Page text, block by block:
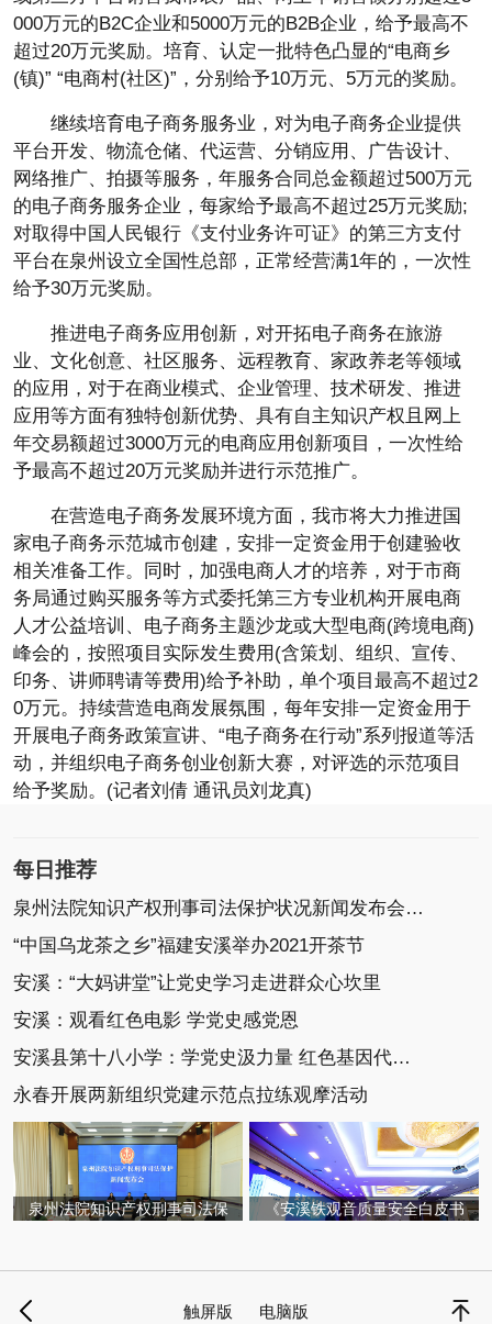
000万元的B2C企业和5000万元的B2B企业，给予最高不
超过20万元奖励。培育、认定一批特色凸显的“电商乡
(镇)” “电商村(社区)”，分别给予10万元、5万元的奖励。
继续培育电子商务服务业，对为电子商务企业提供
平台开发、物流仓储、代运营、分销应用、广告设计、
网络推广、拍摄等服务，年服务合同总金额超过500万元
的电子商务服务企业，每家给予最高不超过25万元奖励;
对取得中国人民银行《支付业务许可证》的第三方支付
平台在泉州设立全国性总部，正常经营满1年的，一次性
给予30万元奖励。
推进电子商务应用创新，对开拓电子商务在旅游
业、文化创意、社区服务、远程教育、家政养老等领域
的应用，对于在商业模式、企业管理、技术研发、推进
应用等方面有独特创新优势、具有自主知识产权且网上
年交易额超过3000万元的电商应用创新项目，一次性给
予最高不超过20万元奖励并进行示范推广。
在营造电子商务发展环境方面，我市将大力推进国
家电子商务示范城市创建，安排一定资金用于创建验收
相关准备工作。同时，加强电商人才的培养，对于市商
务局通过购买服务等方式委托第三方专业机构开展电商
人才公益培训、电子商务主题沙龙或大型电商(跨境电商)
峰会的，按照项目实际发生费用(含策划、组织、宣传、
印务、讲师聘请等费用)给予补助，单个项目最高不超过2
0万元。持续营造电商发展氛围，每年安排一定资金用于
开展电子商务政策宣讲、“电子商务在行动”系列报道等活
动，并组织电子商务创业创新大赛，对评选的示范项目
给予奖励。(记者刘倩 通讯员刘龙真)
每日推荐
泉州法院知识产权刑事司法保护状况新闻发布会召开
“中国乌龙茶之乡”福建安溪举办2021开茶节
安溪：“大妈讲堂”让党史学习走进群众心坎里
安溪：观看红色电影 学党史感党恩
安溪县第十八小学：学党史汲力量 红色基因代代传
永春开展两新组织党建示范点拉练观摩活动
泉州法院知识产权刑事司法保 《安溪铁观音质量安全白皮书
触屏版 电脑版